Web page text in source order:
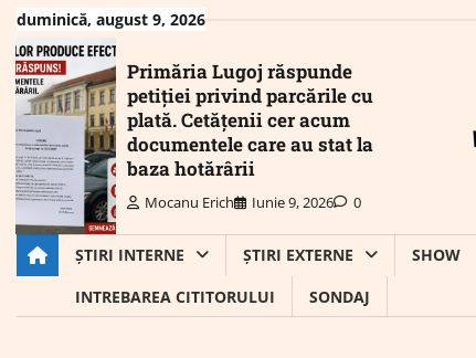
Skip
content
duminică, august 9, 2026
Primăria Lugoj răspunde
petiției privind parcările cu
plată. Cetățenii cer acum
documentele care au stat la
baza hotărârii
Mocanu Erich Iunie 9, 2026 0
ȘTIRI INTERNE ȘTIRI EXTERNE SHOW
INTREBAREA CITITORULUI
SONDAJ